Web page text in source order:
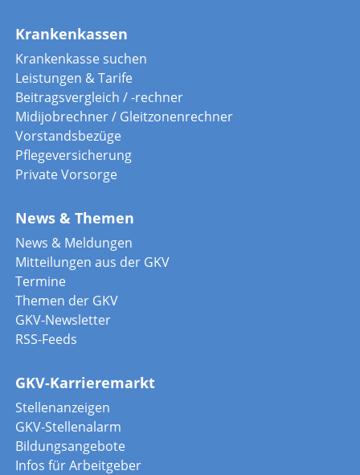
Krankenkassen
Krankenkasse suchen
Leistungen & Tarife
Beitragsvergleich / -rechner
Midijobrechner / Gleitzonenrechner
Vorstandsbezüge
Pflegeversicherung
Private Vorsorge
News & Themen
News & Meldungen
Mitteilungen aus der GKV
Termine
Themen der GKV
GKV-Newsletter
RSS-Feeds
GKV-Karrieremarkt
Stellenanzeigen
GKV-Stellenalarm
Bildungsangebote
Infos für Arbeitgeber